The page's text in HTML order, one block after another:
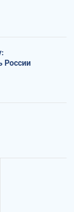
России